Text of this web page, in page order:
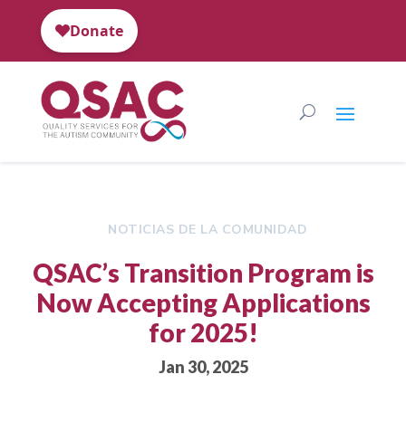
NOTICIAS DE LA COMUNIDAD
QSAC’s Transition Program is
Now Accepting Applications
for 2025!
Jan 30, 2025